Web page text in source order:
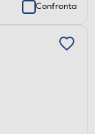
Confronta